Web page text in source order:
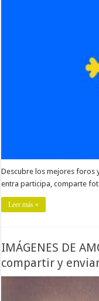
Descubre los mejores foros
entra participa, comparte
Leer más »
IMÁGENES DE
compartir y enviar